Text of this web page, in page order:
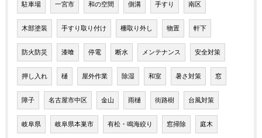
駐車場 一宮市 和の空間 側溝 手すり 南区
木部塗装 手すり取り付け 柵取り外し 物置 軒下
防火防災 漆喰 停電 断水 メンテナンス 安全対策
押し入れ 樋 屋外作業 除湿 和室 暑さ対策 窓
障子 名古屋市中区 金山 雨樋 街路樹 台風対策
岐阜県 岐阜県本巣市 有松・鳴海絞り 窓掃除 庭木